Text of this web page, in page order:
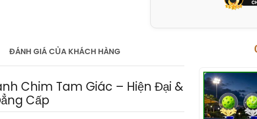
ĐÁNH GIÁ CỦA KHÁCH HÀNG
Chim Tam Giác – Hiện Đại &
Cấp